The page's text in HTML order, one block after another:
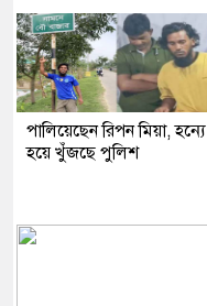
পালিয়েছেন রিপন মিয়া, হন্যে
হয়ে খুঁজছে পুলিশ